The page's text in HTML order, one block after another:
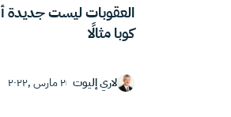
العقوبات ليست جديدة
كوبا مثالًا
لاري إليوت ٢ مارس ,٢٠٢٢